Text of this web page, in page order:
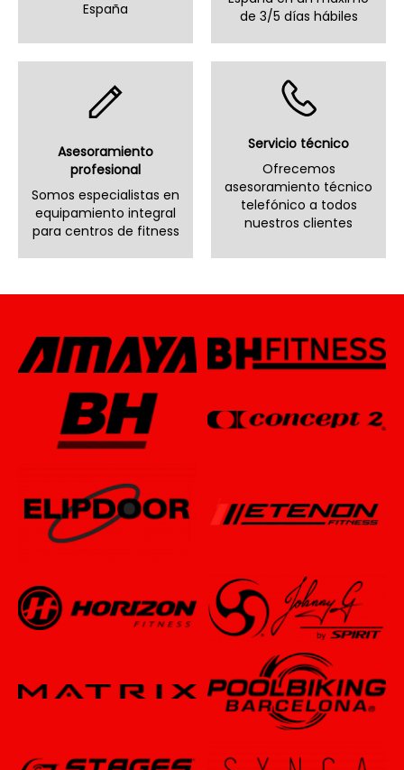
España
de 3/5 días hábiles
Asesoramiento
profesional
Somos especialistas en
equipamiento integral
para centros de fitness
Servicio técnico
Ofrecemos
asesoramiento técnico
telefónico a todos
nuestros clientes